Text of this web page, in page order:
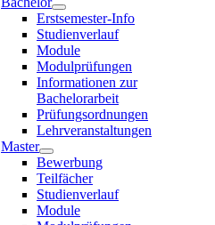
Erstsemester-Info
Studienverlauf
Module
Modulprüfungen
Informationen zur
Bachelorarbeit
Prüfungsordnungen
Lehrveranstaltungen
Master
Bewerbung
Teilfächer
Studienverlauf
Module